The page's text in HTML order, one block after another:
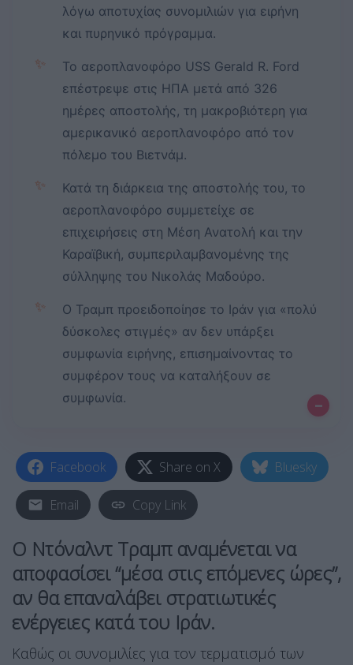
λόγω αποτυχίας συνομιλιών για ειρήνη
και πυρηνικό πρόγραμμα.
✨
Το αεροπλανοφόρο USS Gerald R. Ford
επέστρεψε στις ΗΠΑ μετά από 326
ημέρες αποστολής, τη μακροβιότερη για
αμερικανικό αεροπλανοφόρο από τον
πόλεμο του Βιετνάμ.
✨
Κατά τη διάρκεια της αποστολής του, το
αεροπλανοφόρο συμμετείχε σε
επιχειρήσεις στη Μέση Ανατολή και την
Καραϊβική, συμπεριλαμβανομένης της
σύλληψης του Νικολάς Μαδούρο.
✨
Ο Τραμπ προειδοποίησε το Ιράν για «πολύ
δύσκολες στιγμές» αν δεν υπάρξει
συμφωνία ειρήνης, επισημαίνοντας το
συμφέρον τους να καταλήξουν σε
συμφωνία.
–
Facebook Share on X Bluesky
Email Copy Link
Ο Ντόναλντ Τραμπ αναμένεται να
αποφασίσει “μέσα στις επόμενες ώρες”,
αν θα επαναλάβει στρατιωτικές
ενέργειες κατά του Ιράν.
Καθώς οι συνομιλίες για τον τερματισμό των